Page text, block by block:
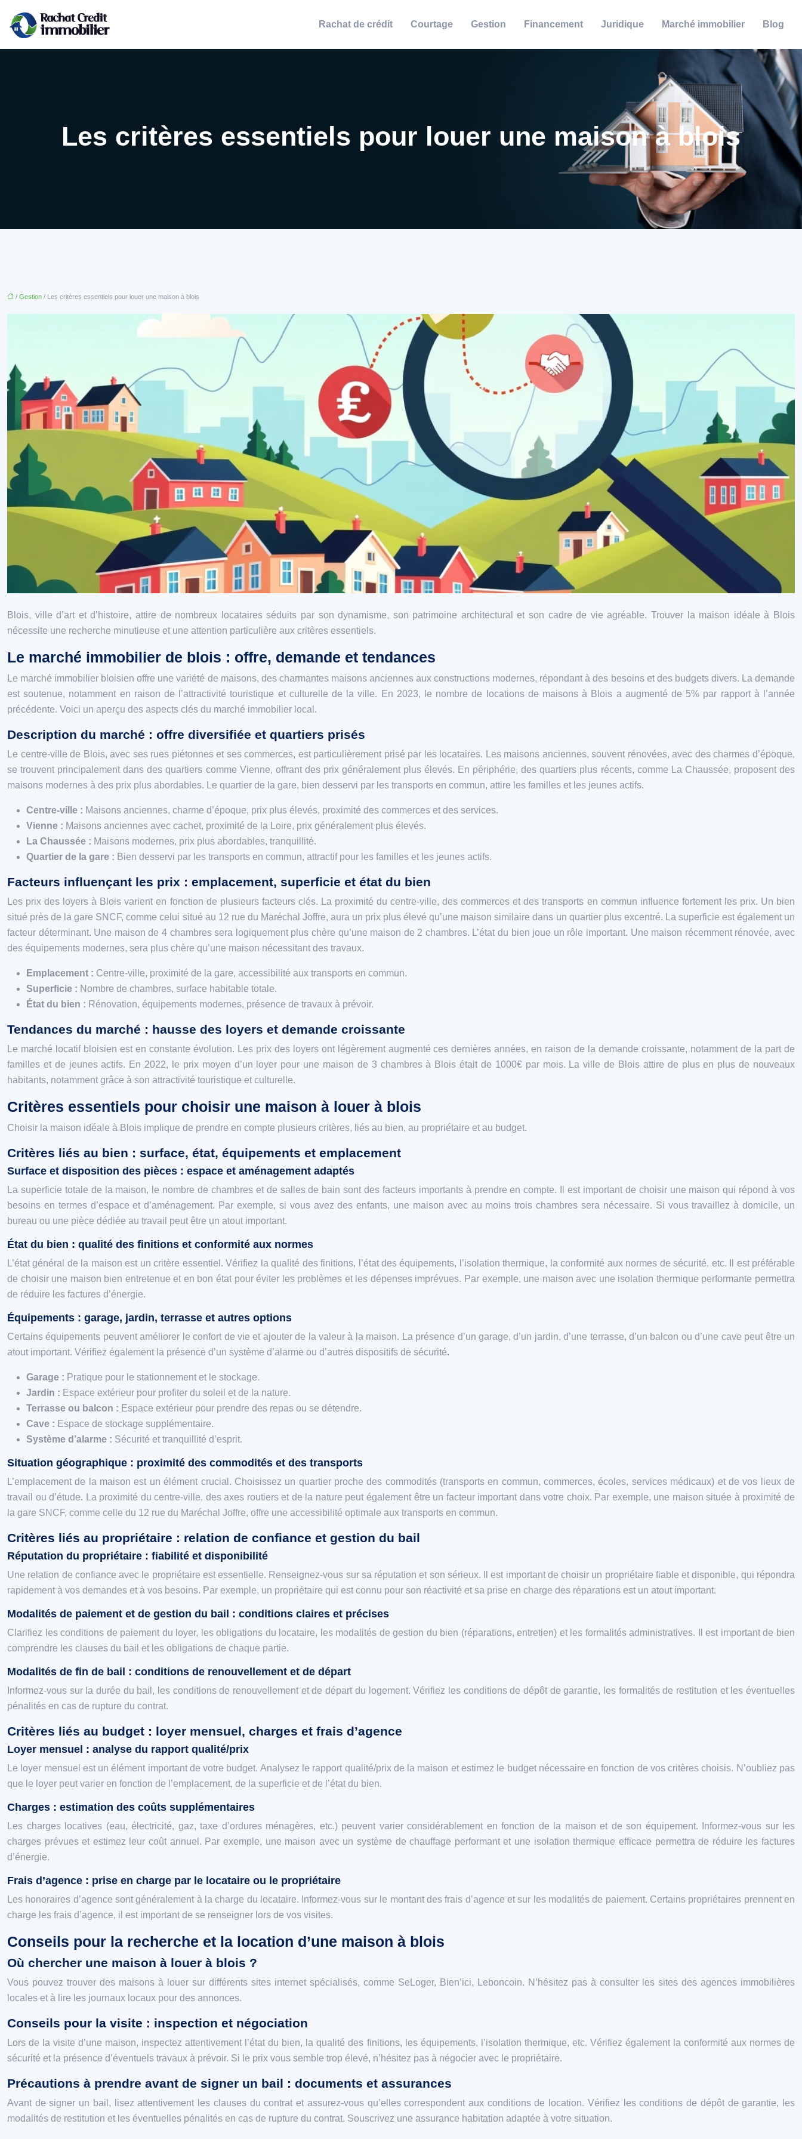
Rachat de crédit Courtage Gestion Financement Juridique Marché immobilier Blog
Les critères essentiels pour louer une maison à blois
/ Gestion / Les critères essentiels pour louer une maison à blois
Blois, ville d’art et d’histoire, attire de nombreux locataires séduits par son dynamisme, son patrimoine architectural et son cadre de vie agréable. Trouver la maison idéale à Blois
nécessite une recherche minutieuse et une attention particulière aux critères essentiels.
Le marché immobilier de blois : offre, demande et tendances
Le marché immobilier bloisien offre une variété de maisons, des charmantes maisons anciennes aux constructions modernes, répondant à des besoins et des budgets divers. La demande
est soutenue, notamment en raison de l’attractivité touristique et culturelle de la ville. En 2023, le nombre de locations de maisons à Blois a augmenté de 5% par rapport à l’année
précédente. Voici un aperçu des aspects clés du marché immobilier local.
Description du marché : offre diversifiée et quartiers prisés
Le centre-ville de Blois, avec ses rues piétonnes et ses commerces, est particulièrement prisé par les locataires. Les maisons anciennes, souvent rénovées, avec des charmes d’époque,
se trouvent principalement dans des quartiers comme Vienne, offrant des prix généralement plus élevés. En périphérie, des quartiers plus récents, comme La Chaussée, proposent des
maisons modernes à des prix plus abordables. Le quartier de la gare, bien desservi par les transports en commun, attire les familles et les jeunes actifs.
Centre-ville : Maisons anciennes, charme d’époque, prix plus élevés, proximité des commerces et des services.
Vienne : Maisons anciennes avec cachet, proximité de la Loire, prix généralement plus élevés.
La Chaussée : Maisons modernes, prix plus abordables, tranquillité.
Quartier de la gare : Bien desservi par les transports en commun, attractif pour les familles et les jeunes actifs.
Facteurs influençant les prix : emplacement, superficie et état du bien
Les prix des loyers à Blois varient en fonction de plusieurs facteurs clés. La proximité du centre-ville, des commerces et des transports en commun influence fortement les prix. Un bien
situé près de la gare SNCF, comme celui situé au 12 rue du Maréchal Joffre, aura un prix plus élevé qu’une maison similaire dans un quartier plus excentré. La superficie est également un
facteur déterminant. Une maison de 4 chambres sera logiquement plus chère qu’une maison de 2 chambres. L’état du bien joue un rôle important. Une maison récemment rénovée, avec
des équipements modernes, sera plus chère qu’une maison nécessitant des travaux.
Emplacement : Centre-ville, proximité de la gare, accessibilité aux transports en commun.
Superficie : Nombre de chambres, surface habitable totale.
État du bien : Rénovation, équipements modernes, présence de travaux à prévoir.
Tendances du marché : hausse des loyers et demande croissante
Le marché locatif bloisien est en constante évolution. Les prix des loyers ont légèrement augmenté ces dernières années, en raison de la demande croissante, notamment de la part de
familles et de jeunes actifs. En 2022, le prix moyen d’un loyer pour une maison de 3 chambres à Blois était de 1000€ par mois. La ville de Blois attire de plus en plus de nouveaux
habitants, notamment grâce à son attractivité touristique et culturelle.
Critères essentiels pour choisir une maison à louer à blois
Choisir la maison idéale à Blois implique de prendre en compte plusieurs critères, liés au bien, au propriétaire et au budget.
Critères liés au bien : surface, état, équipements et emplacement
Surface et disposition des pièces : espace et aménagement adaptés
La superficie totale de la maison, le nombre de chambres et de salles de bain sont des facteurs importants à prendre en compte. Il est important de choisir une maison qui répond à vos
besoins en termes d’espace et d’aménagement. Par exemple, si vous avez des enfants, une maison avec au moins trois chambres sera nécessaire. Si vous travaillez à domicile, un
bureau ou une pièce dédiée au travail peut être un atout important.
État du bien : qualité des finitions et conformité aux normes
L’état général de la maison est un critère essentiel. Vérifiez la qualité des finitions, l’état des équipements, l’isolation thermique, la conformité aux normes de sécurité, etc. Il est préférable
de choisir une maison bien entretenue et en bon état pour éviter les problèmes et les dépenses imprévues. Par exemple, une maison avec une isolation thermique performante permettra
de réduire les factures d’énergie.
Équipements : garage, jardin, terrasse et autres options
Certains équipements peuvent améliorer le confort de vie et ajouter de la valeur à la maison. La présence d’un garage, d’un jardin, d’une terrasse, d’un balcon ou d’une cave peut être un
atout important. Vérifiez également la présence d’un système d’alarme ou d’autres dispositifs de sécurité.
Garage : Pratique pour le stationnement et le stockage.
Jardin : Espace extérieur pour profiter du soleil et de la nature.
Terrasse ou balcon : Espace extérieur pour prendre des repas ou se détendre.
Cave : Espace de stockage supplémentaire.
Système d’alarme : Sécurité et tranquillité d’esprit.
Situation géographique : proximité des commodités et des transports
L’emplacement de la maison est un élément crucial. Choisissez un quartier proche des commodités (transports en commun, commerces, écoles, services médicaux) et de vos lieux de
travail ou d’étude. La proximité du centre-ville, des axes routiers et de la nature peut également être un facteur important dans votre choix. Par exemple, une maison située à proximité de
la gare SNCF, comme celle du 12 rue du Maréchal Joffre, offre une accessibilité optimale aux transports en commun.
Critères liés au propriétaire : relation de confiance et gestion du bail
Réputation du propriétaire : fiabilité et disponibilité
Une relation de confiance avec le propriétaire est essentielle. Renseignez-vous sur sa réputation et son sérieux. Il est important de choisir un propriétaire fiable et disponible, qui répondra
rapidement à vos demandes et à vos besoins. Par exemple, un propriétaire qui est connu pour son réactivité et sa prise en charge des réparations est un atout important.
Modalités de paiement et de gestion du bail : conditions claires et précises
Clarifiez les conditions de paiement du loyer, les obligations du locataire, les modalités de gestion du bien (réparations, entretien) et les formalités administratives. Il est important de bien
comprendre les clauses du bail et les obligations de chaque partie.
Modalités de fin de bail : conditions de renouvellement et de départ
Informez-vous sur la durée du bail, les conditions de renouvellement et de départ du logement. Vérifiez les conditions de dépôt de garantie, les formalités de restitution et les éventuelles
pénalités en cas de rupture du contrat.
Critères liés au budget : loyer mensuel, charges et frais d’agence
Loyer mensuel : analyse du rapport qualité/prix
Le loyer mensuel est un élément important de votre budget. Analysez le rapport qualité/prix de la maison et estimez le budget nécessaire en fonction de vos critères choisis. N’oubliez pas
que le loyer peut varier en fonction de l’emplacement, de la superficie et de l’état du bien.
Charges : estimation des coûts supplémentaires
Les charges locatives (eau, électricité, gaz, taxe d’ordures ménagères, etc.) peuvent varier considérablement en fonction de la maison et de son équipement. Informez-vous sur les
charges prévues et estimez leur coût annuel. Par exemple, une maison avec un système de chauffage performant et une isolation thermique efficace permettra de réduire les factures
d’énergie.
Frais d’agence : prise en charge par le locataire ou le propriétaire
Les honoraires d’agence sont généralement à la charge du locataire. Informez-vous sur le montant des frais d’agence et sur les modalités de paiement. Certains propriétaires prennent en
charge les frais d’agence, il est important de se renseigner lors de vos visites.
Conseils pour la recherche et la location d’une maison à blois
Où chercher une maison à louer à blois ?
Vous pouvez trouver des maisons à louer sur différents sites internet spécialisés, comme SeLoger, Bien’ici, Leboncoin. N’hésitez pas à consulter les sites des agences immobilières
locales et à lire les journaux locaux pour des annonces.
Conseils pour la visite : inspection et négociation
Lors de la visite d’une maison, inspectez attentivement l’état du bien, la qualité des finitions, les équipements, l’isolation thermique, etc. Vérifiez également la conformité aux normes de
sécurité et la présence d’éventuels travaux à prévoir. Si le prix vous semble trop élevé, n’hésitez pas à négocier avec le propriétaire.
Précautions à prendre avant de signer un bail : documents et assurances
Avant de signer un bail, lisez attentivement les clauses du contrat et assurez-vous qu’elles correspondent aux conditions de location. Vérifiez les conditions de dépôt de garantie, les
modalités de restitution et les éventuelles pénalités en cas de rupture du contrat. Souscrivez une assurance habitation adaptée à votre situation.